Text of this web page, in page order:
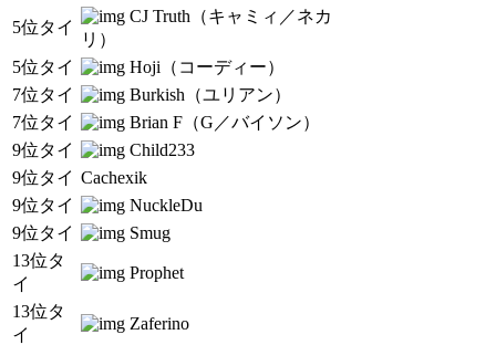
5位タイ
CJ Truth（キャミィ／ネカ
リ）
5位タイ
Hoji（コーディー）
7位タイ
Burkish（ユリアン）
7位タイ
Brian F（G／バイソン）
9位タイ
Child233
9位タイ Cachexik
9位タイ
NuckleDu
9位タイ
Smug
13位タ
イ
Prophet
13位タ
イ
Zaferino